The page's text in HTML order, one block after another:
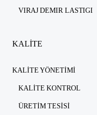
VIRAJ DEMIR LASTIGI
KALİTE
KALITE YÖNETIMI
KALITE KONTROL
ÜRETIM TESISI